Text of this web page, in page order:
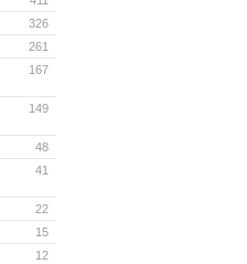
326
261
167
149
48
41
22
15
12